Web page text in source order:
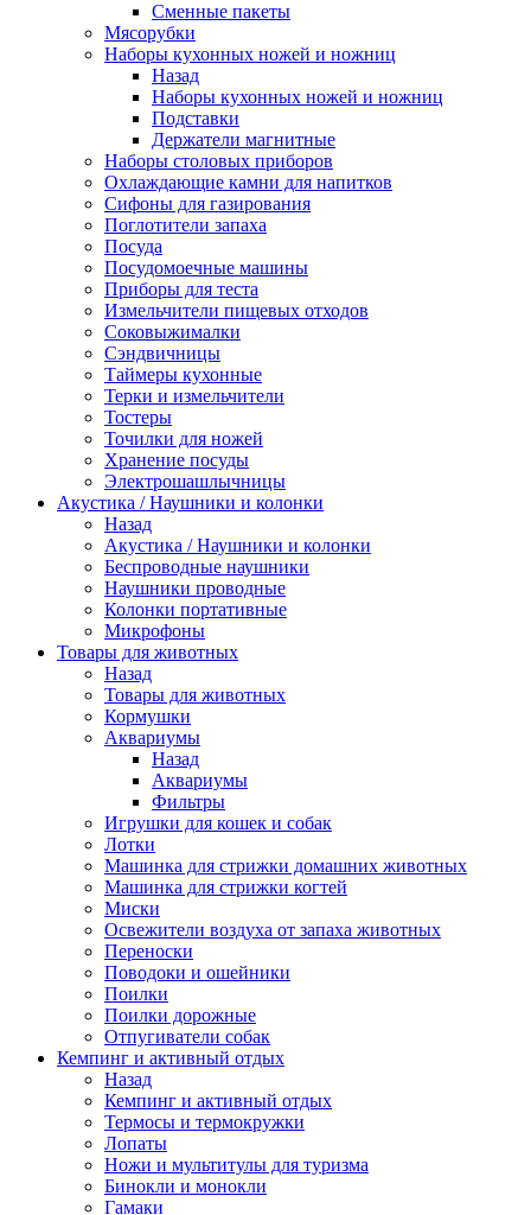
Сменные пакеты
Мясорубки
Наборы кухонных ножей и ножниц
Назад
Наборы кухонных ножей и ножниц
Подставки
Держатели магнитные
Наборы столовых приборов
Охлаждающие камни для напитков
Сифоны для газирования
Поглотители запаха
Посуда
Посудомоечные машины
Приборы для теста
Измельчители пищевых отходов
Cоковыжималки
Сэндвичницы
Таймеры кухонные
Терки и измельчители
Тостеры
Точилки для ножей
Хранение посуды
Электрошашлычницы
Акустика / Наушники и колонки
Назад
Акустика / Наушники и колонки
Беспроводные наушники
Наушники проводные
Колонки портативные
Микрофоны
Товары для животных
Назад
Товары для животных
Кормушки
Аквариумы
Назад
Аквариумы
Фильтры
Игрушки для кошек и собак
Лотки
Машинка для стрижки домашних животных
Машинка для стрижки когтей
Миски
Освежители воздуха от запаха животных
Переноски
Поводоки и ошейники
Поилки
Поилки дорожные
Отпугиватели собак
Кемпинг и активный отдых
Назад
Кемпинг и активный отдых
Термосы и термокружки
Лопаты
Ножи и мультитулы для туризма
Бинокли и монокли
Гамаки